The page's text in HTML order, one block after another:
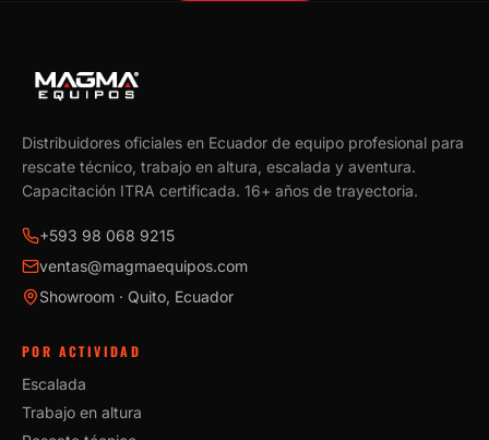
Distribuidores oficiales en Ecuador de equipo profesional para
rescate técnico, trabajo en altura, escalada y aventura.
Capacitación ITRA certificada. 16+ años de trayectoria.
+593 98 068 9215
ventas@magmaequipos.com
Showroom · Quito, Ecuador
POR ACTIVIDAD
Escalada
Trabajo en altura